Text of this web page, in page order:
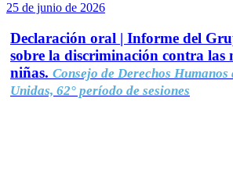
25 de junio de 2026
Declaración oral | Informe del
sobre la discriminación contra las
niñas. Consejo de Derechos Humanos
Unidas, 62° período de sesiones